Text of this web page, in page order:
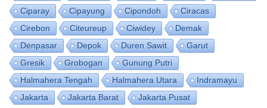
Ciparay
Cipayung Cipondoh
Ciracas
Cirebon
Citeureup Ciwidey
Demak
Denpasar
Depok Duren Sawit
Garut
Gresik
Grobogan
Gunung Putri
Halmahera Tengah
Halmahera Utara
Indramayu
Jakarta
Jakarta Barat
Jakarta Pusat